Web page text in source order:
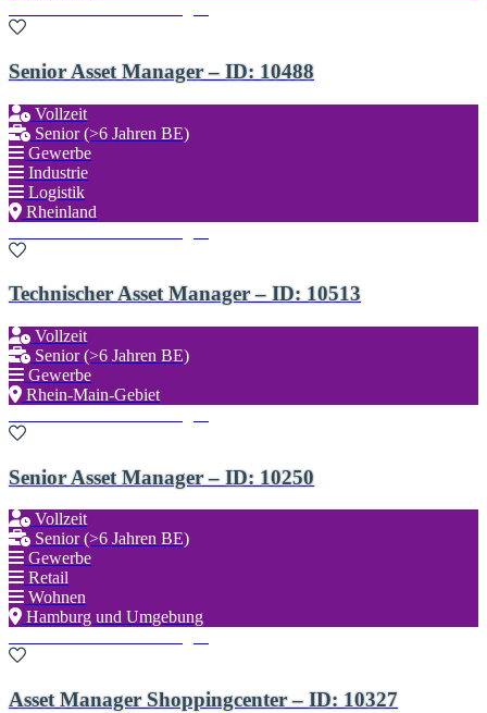
Senior Asset Manager – ID: 10488
Vollzeit
Senior (>6 Jahren BE)
Gewerbe
Industrie
Logistik
Rheinland
Technischer Asset Manager – ID: 10513
Vollzeit
Senior (>6 Jahren BE)
Gewerbe
Rhein-Main-Gebiet
Senior Asset Manager – ID: 10250
Vollzeit
Senior (>6 Jahren BE)
Gewerbe
Retail
Wohnen
Hamburg und Umgebung
Asset Manager Shoppingcenter – ID: 10327